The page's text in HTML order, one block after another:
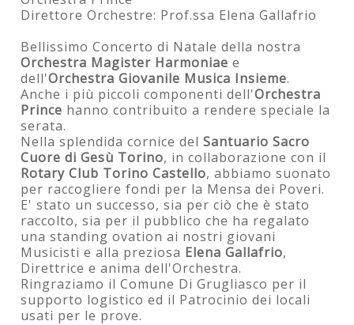
Direttore Orchestre: Prof.ssa Elena Gallafrio
Bellissimo Concerto di Natale della nostra
Orchestra Magister Harmoniae e
dell'Orchestra Giovanile Musica Insieme.
Anche i più piccoli componenti dell'Orchestra
Prince hanno contribuito a rendere speciale la
serata.
Nella splendida cornice delSantuario Sacro
Cuore di Gesù Torino, in collaborazione con il
Rotary Club Torino Castello, abbiamo suonato
per raccogliere fondi per la Mensa dei Poveri.
E' stato un successo, sia per ciò che è stato
raccolto, sia per il pubblico che ha regalato
una standing ovation ai nostri giovani
Musicisti e alla preziosa Elena Gallafrio,
Direttrice e anima dell'Orchestra.
Ringraziamo il Comune Di Grugliasco per il
supporto logistico ed il Patrocinio dei locali
usati per le prove.